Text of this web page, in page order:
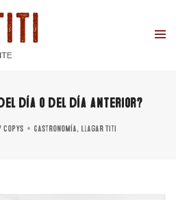
día o del día anterior?
copys Gastronomía, Llagar Titi